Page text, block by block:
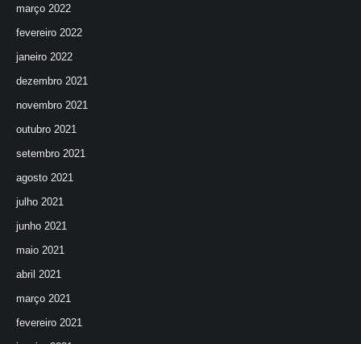
março 2022
fevereiro 2022
janeiro 2022
dezembro 2021
novembro 2021
outubro 2021
setembro 2021
agosto 2021
julho 2021
junho 2021
maio 2021
abril 2021
março 2021
fevereiro 2021